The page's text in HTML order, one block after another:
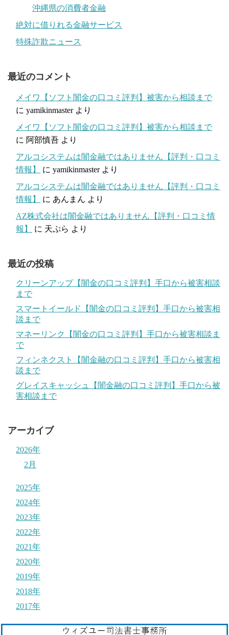
沖縄県の消費者金融
絶対に借りれる金融サービス
特殊詐欺ニュース
最近のコメント
メイワ【ソフト闇金の口コミ評判】被害から相談まで
に yamikinmasterより
メイワ【ソフト闇金の口コミ評判】被害から相談まで
に 阿部慎吾 より
アルコシステムは闇金融ではありません【評判・口コミ
情報】
に yamikinmasterより
アルコシステムは闇金融ではありません【評判・口コミ
情報】
に あんまん より
AZ株式会社は闇金融ではありません【評判・口コミ情
報】
に 天ぷら より
最近の投稿
クリーンアップ【闇金の口コミ評判】手口から被害相談
まで
スマートイールド【闇金の口コミ評判】手口から被害相
談まで
マネーリンク【闇金の口コミ評判】手口から被害相談ま
で
フィンネクスト【闇金融の口コミ評判】手口から被害相
談まで
グレイスキャッシュ【闇金融の口コミ評判】手口から被
害相談まで
アーカイブ
2026年
2月
2025年
2024年
2023年
2022年
2021年
2020年
2019年
2018年
2017年